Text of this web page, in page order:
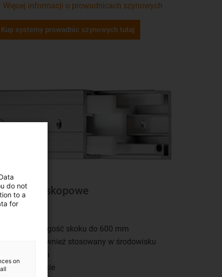
Więcej informacji o prowadnicach szynowych
Kup systemy prowadnic szynowych tutaj
teleskopowe
NT
Dowolna długość skoku do 600 mm
Może być również stosowany w środowisku
higienicznym
Solidne i lekkie
do not
to a
for
on